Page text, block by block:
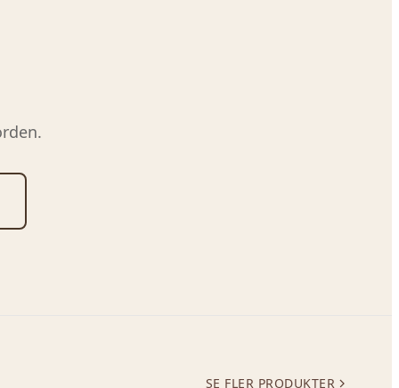
SE FLER PRODUKTER